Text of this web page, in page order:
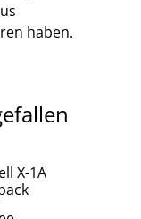
haben.
X-1A